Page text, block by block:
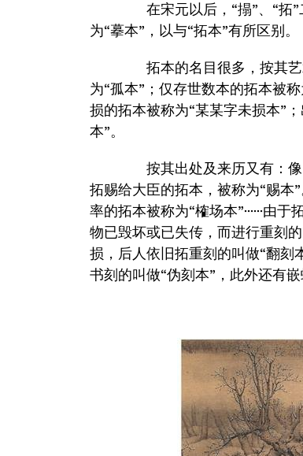
在宋元以后，“搨”、“拓”
为“摹本”，以与“拓本”有所区别。
拓本的名目很多，按其艺
为“孤本”；仅存世数本的拓本被
损的拓本被称为“某某字未损本”
本”。
按其出处及来历又有：像
拓赐给大臣的拓本，被称为“赐本
率的拓本被称为“榷场本”······
物已毁坏或已失传，而进行重刻
损，后人依旧拓重刻的叫做“翻刻
书刻的叫做“伪刻本”，此外还有